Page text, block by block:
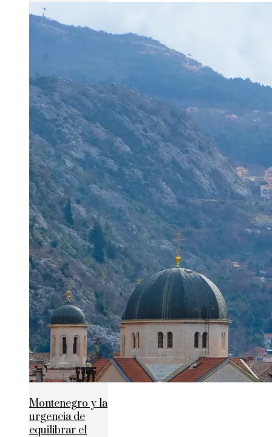
Montenegro y la
urgencia de
equilibrar el